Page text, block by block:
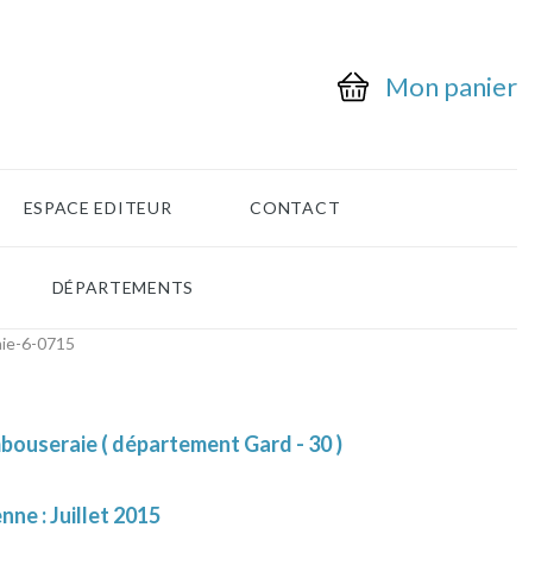
Mon panier
ESPACE EDITEUR CONTACT
DÉPARTEMENTS
6-0715
( département Gard - 30 )
: Juillet 2015